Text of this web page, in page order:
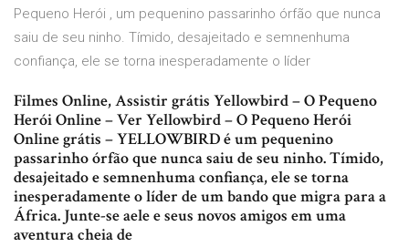
Pequeno Herói , um pequenino passarinho órfão que nunca
saiu de seu ninho. Tímido, desajeitado e semnenhuma
confiança, ele se torna inesperadamente o líder
Filmes Online, Assistir grátis Yellowbird – O Pequeno
Herói Online – Ver Yellowbird – O Pequeno Herói
Online grátis – YELLOWBIRD é um pequenino
passarinho órfão que nunca saiu de seu ninho. Tímido,
desajeitado e semnenhuma confiança, ele se torna
inesperadamente o líder de um bando que migra para a
África. Junte-se aele e seus novos amigos em uma
aventura cheia de